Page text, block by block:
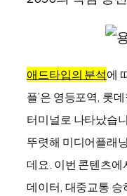
애드타입의 분석에
플’은 영등포역, 롯
터미널로 나타났습
뚜렷해 미디어플래
데요. 이번 콘텐츠
데이터, 대중교통